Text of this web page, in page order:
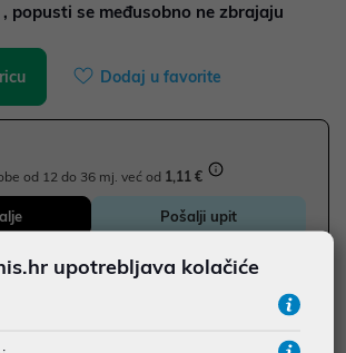
popusti se međusobno ne zbrajaju
Dodaj u favorite
od 12 do 36 mj. već od 1,11 €
Pošalji upit
upotrebljava kolačiće